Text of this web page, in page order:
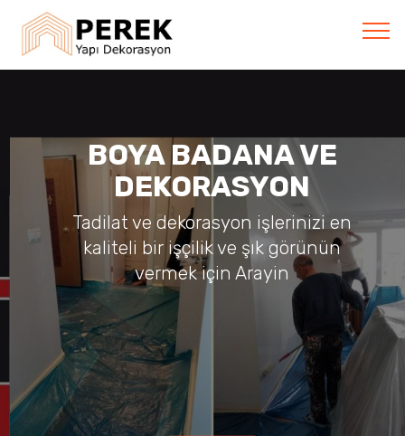
BOYA BADANA VE
DEKORASYON
Tadilat ve dekorasyon işlerinizi en
kaliteli bir işçilik ve şık görünün
vermek için Arayin